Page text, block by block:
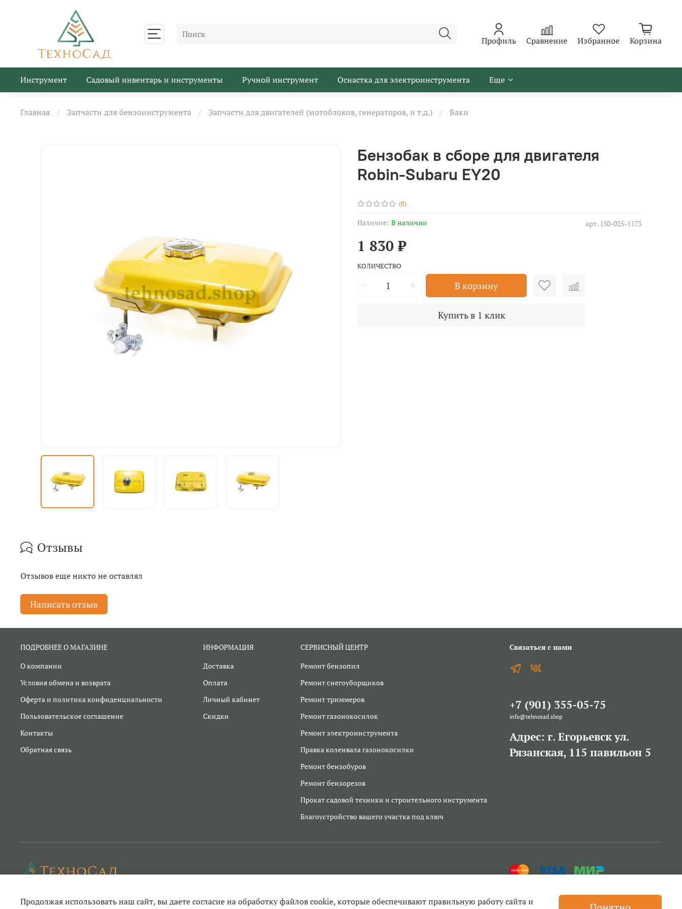
Профиль Сравнение Избранное Корзина
Инструмент Садовый инвентарь и инструменты Ручной инструмент Оснастка для электроинструмента Еще
Главная Запчасти для бензоинструмента Запчасти для двигателей (мотоблоков, генераторов, и т.д.) Баки
(0)
арт. 150-025-1173
Наличие: В наличии
Бензобак в сборе для двигателя
Robin-Subaru EY20
1 830 ₽
КОЛИЧЕСТВО
В корзину
Купить в 1 клик
Отзывы
Отзывов еще никто не оставлял
Написать отзыв
ПОДРОБНЕЕ О МАГАЗИНЕ
О компании
Условия обмена и возврата
Оферта и политика конфиденциальности
Пользовательское соглашение
Контакты
Обратная связь
ИНФОРМАЦИЯ
Доставка
Оплата
Личный кабинет
Скидки
СЕРВИСНЫЙ ЦЕНТР
Ремонт бензопил
Ремонт снегоуборщиков
Ремонт триммеров
Ремонт газонокосилок
Ремонт электроинструмента
Правка коленвала газонокосилки
Ремонт бензобуров
Ремонт бензорезов
Прокат садовой техники и строительного инструмента
Благоустройство вашего участка под ключ
Связаться с нами
+7 (901) 355-05-75
info@tehnosad.shop
Адрес: г. Егорьевск ул.
Рязанская, 115 павильон 5
Продолжая использовать наш сайт, вы даете согласие на обработку файлов cookie, которые обеспечивают правильную работу сайта и